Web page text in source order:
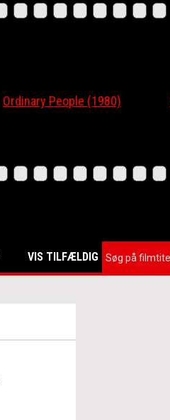
Ordinary People (1980)
VIS TILFÆLDIG